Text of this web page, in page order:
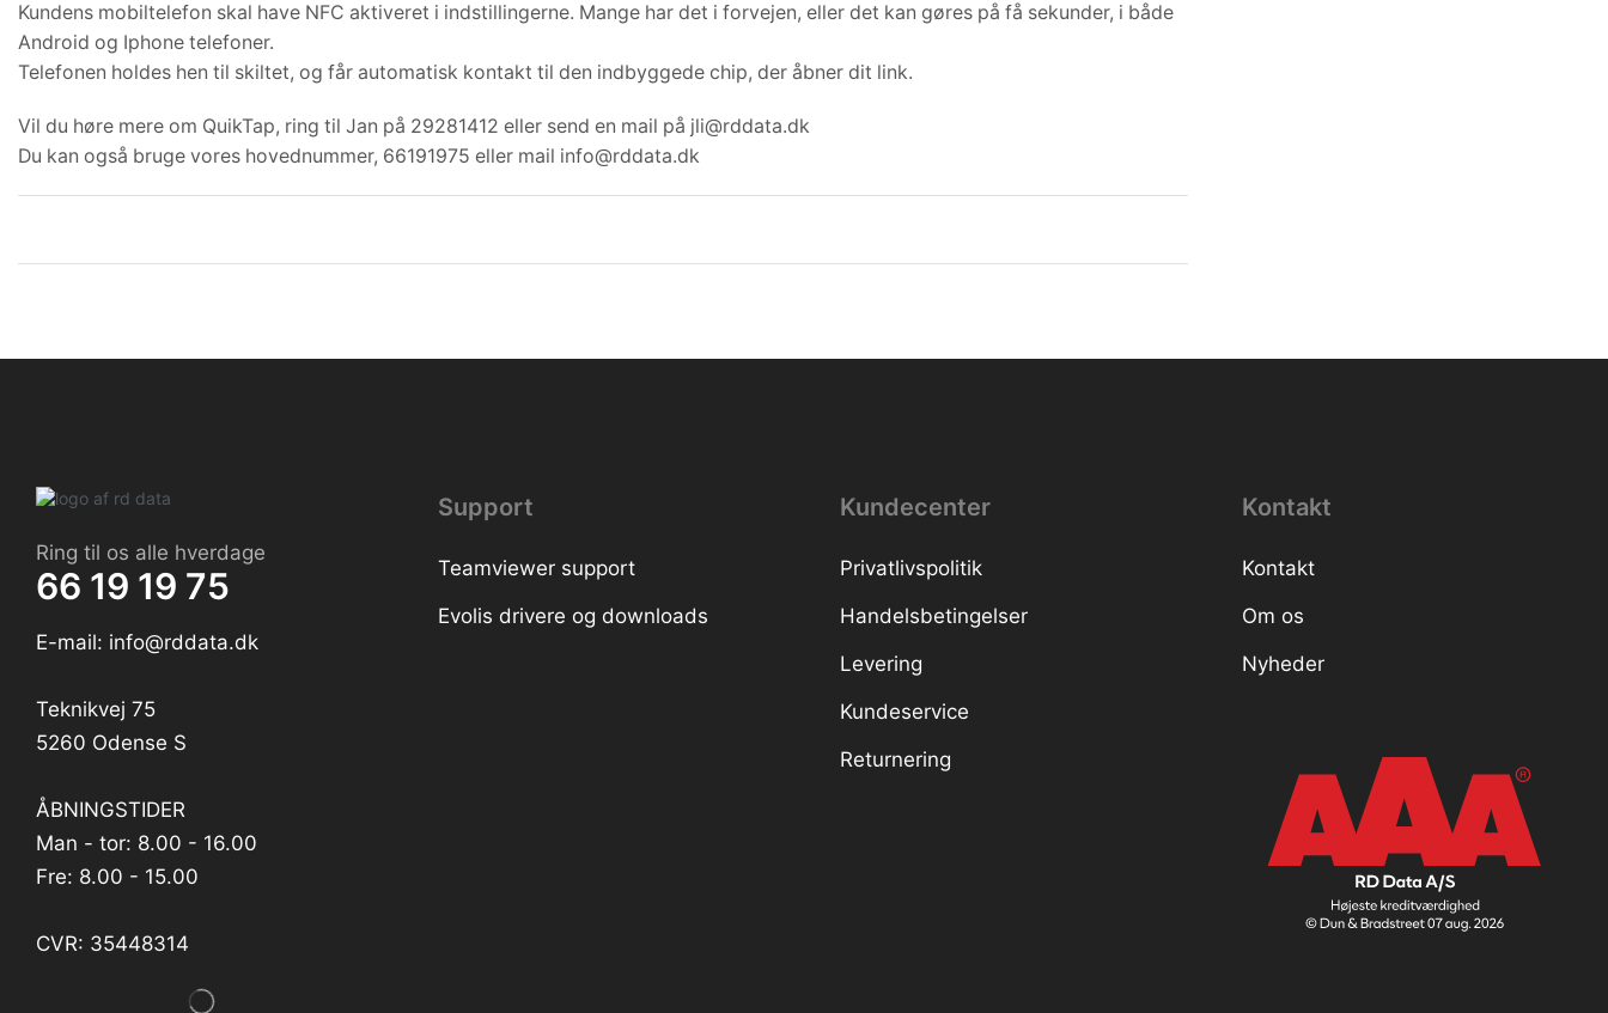
Kundens mobiltelefon skal have NFC aktiveret i indstillingerne. Mange har det i forvejen, eller det kan gøres på få sekunder, i både
Android og Iphone telefoner.
Telefonen holdes hen til skiltet, og får automatisk kontakt til den indbyggede chip, der åbner dit link.
Vil du høre mere om QuikTap, ring til Jan på 29281412 eller send en mail på jli@rddata.dk
Du kan også bruge vores hovednummer, 66191975 eller mail info@rddata.dk
Ring til os alle hverdage
66 19 19 75
E-mail: info@rddata.dk
Teknikvej 75
5260 Odense S
ÅBNINGSTIDER
Man - tor: 8.00 - 16.00
Fre: 8.00 - 15.00
CVR: 35448314
Support
Teamviewer support
Evolis drivere og downloads
Kundecenter
Privatlivspolitik
Handelsbetingelser
Levering
Kundeservice
Returnering
Kontakt
Kontakt
Om os
Nyheder